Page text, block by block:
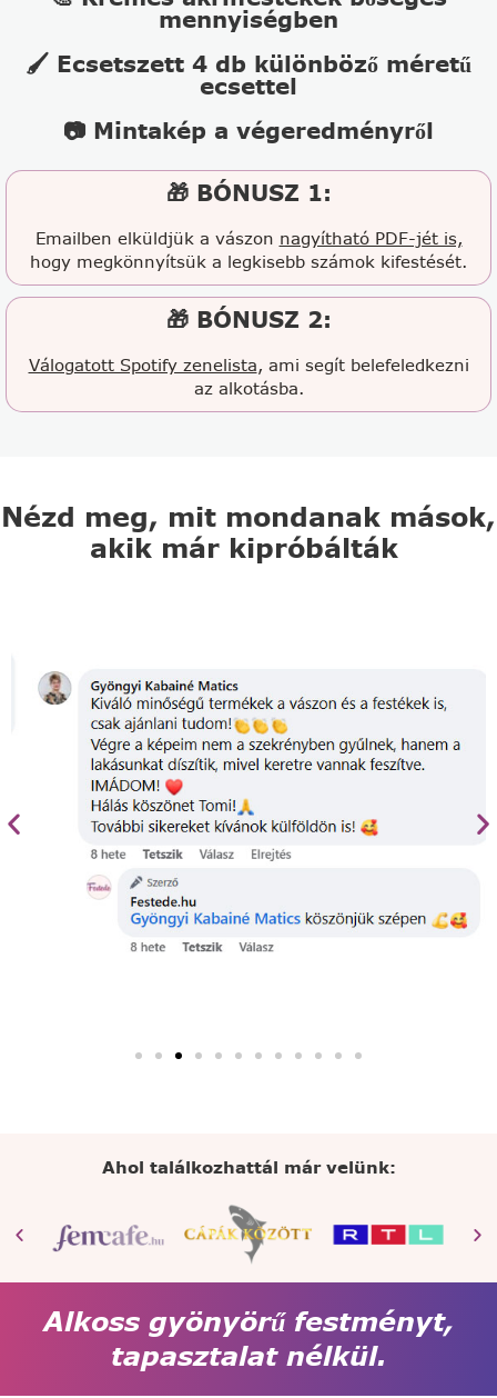
mennyiségben
🖌️ Ecsetszett 4 db különböző méretű
ecsettel
📷 Mintakép a végeredményről
🎁 BÓNUSZ 1:
Emailben elküldjük a vászon nagyítható PDF-jét is,
hogy megkönnyítsük a legkisebb számok kifestését.
🎁 BÓNUSZ 2:
Válogatott Spotify zenelista, ami segít belefeledkezni
az alkotásba.
Nézd meg, mit mondanak mások,
akik már kipróbálták
Ahol találkozhattál már velünk:
Alkoss gyönyörű festményt,
tapasztalat nélkül.